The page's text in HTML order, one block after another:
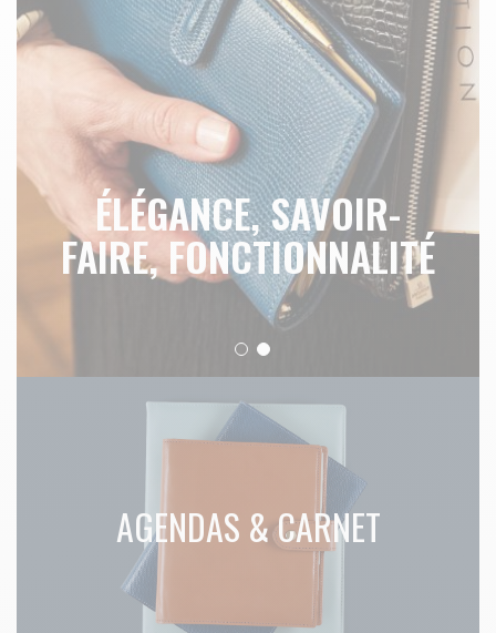
ÉLÉGANCE, SAVOIR-
FAIRE, FONCTIONNALITÉ
AGENDAS & CARNET